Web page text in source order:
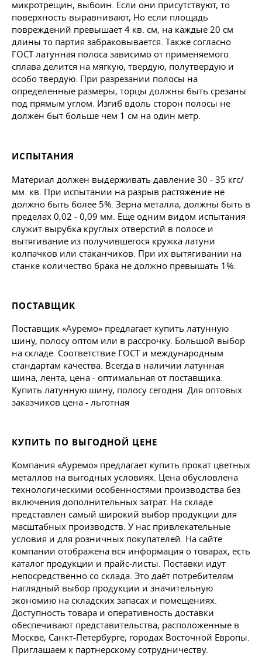
микротрещин, выбоин. Если они присутствуют, то
поверхность выравнивают, Но если площадь
повреждений превышает 4 кв. см, на каждые 20 см
длины то партия забраковывается. Также согласно
ГОСТ латунная полоса зависимо от применяемого
сплава делится на мягкую, твердую, полутвердую и
особо твердую. При разрезании полосы на
определенные размеры, торцы должны быть срезаны
под прямым углом. Изгиб вдоль сторон полосы не
должен быт больше чем 1 см на один метр.
ИСПЫТАНИЯ
Материал должен выдерживать давление 30 - 35 кгс/
мм. кв. При испытании на разрыв растяжение не
должно быть более 5%. Зерна металла, должны быть в
пределах 0,02 - 0,09 мм. Еще одним видом испытания
служит вырубка круглых отверстий в полосе и
вытягивание из получившегося кружка латуни
колпачков или стаканчиков. При их вытягивании на
станке количество брака не должно превышать 1%.
ПОСТАВЩИК
Поставщик «Ауремо» предлагает купить латунную
шину, полосу оптом или в рассрочку. Большой выбор
на складе. Соответствие ГОСТ и международным
стандартам качества. Всегда в наличии латунная
шина, лента, цена - оптимальная от поставщика.
Купить латунную шину, полосу сегодня. Для оптовых
заказчиков цена - льготная
КУПИТЬ ПО ВЫГОДНОЙ ЦЕНЕ
Компания «Ауремо» предлагает купить прокат цветных
металлов на выгодных условиях. Цена обусловлена
технологическими особенностями производства без
включения дополнительных затрат. На складе
представлен самый широкий выбор продукции для
масштабных производств. У нас привлекательные
условия и для розничных покупателей. На сайте
компании отображена вся информация о товарах, есть
каталог продукции и прайс-листы. Поставки идут
непосредственно со склада. Это даёт потребителям
наглядный выбор продукции и значительную
экономию на складских запасах и помещениях.
Доступность товара и оперативность доставки
обеспечивают представительства, расположенные в
Москве, Санкт-Петербурге, городах Восточной Европы.
Приглашаем к партнерскому сотрудничеству.